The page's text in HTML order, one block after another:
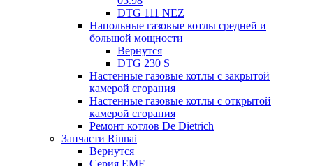
DTG 111 NEZ
Напольные газовые котлы средней и
большой мощности
Вернутся
DTG 230 S
Настенные газовые котлы с закрытой
камерой сгорания
Настенные газовые котлы с открытой
камерой сгорания
Ремонт котлов Dе Dietrich
Запчасти Rinnai
Вернутся
Серия EMF